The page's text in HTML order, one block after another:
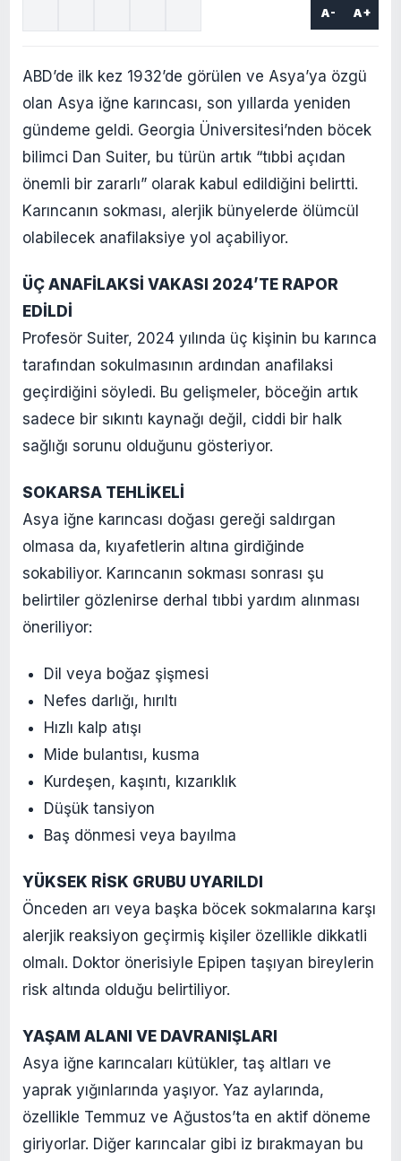
A- A+
ABD’de ilk kez 1932’de görülen ve Asya’ya özgü
olan Asya iğne karıncası, son yıllarda yeniden
gündeme geldi. Georgia Üniversitesi’nden böcek
bilimci Dan Suiter, bu türün artık “tıbbi açıdan
önemli bir zararlı” olarak kabul edildiğini belirtti.
Karıncanın sokması, alerjik bünyelerde ölümcül
olabilecek anafilaksiye yol açabiliyor.
ÜÇ ANAFİLAKSİ VAKASI 2024’TE RAPOR
EDİLDİ
Profesör Suiter, 2024 yılında üç kişinin bu karınca
tarafından sokulmasının ardından anafilaksi
geçirdiğini söyledi. Bu gelişmeler, böceğin artık
sadece bir sıkıntı kaynağı değil, ciddi bir halk
sağlığı sorunu olduğunu gösteriyor.
SOKARSA TEHLİKELİ
Asya iğne karıncası doğası gereği saldırgan
olmasa da, kıyafetlerin altına girdiğinde
sokabiliyor. Karıncanın sokması sonrası şu
belirtiler gözlenirse derhal tıbbi yardım alınması
öneriliyor:
Dil veya boğaz şişmesi
Nefes darlığı, hırıltı
Hızlı kalp atışı
Mide bulantısı, kusma
Kurdeşen, kaşıntı, kızarıklık
Düşük tansiyon
Baş dönmesi veya bayılma
YÜKSEK RİSK GRUBU UYARILDI
Önceden arı veya başka böcek sokmalarına karşı
alerjik reaksiyon geçirmiş kişiler özellikle dikkatli
olmalı. Doktor önerisiyle Epipen taşıyan bireylerin
risk altında olduğu belirtiliyor.
YAŞAM ALANI VE DAVRANIŞLARI
Asya iğne karıncaları kütükler, taş altları ve
yaprak yığınlarında yaşıyor. Yaz aylarında,
özellikle Temmuz ve Ağustos’ta en aktif döneme
giriyorlar. Diğer karıncalar gibi iz bırakmayan bu